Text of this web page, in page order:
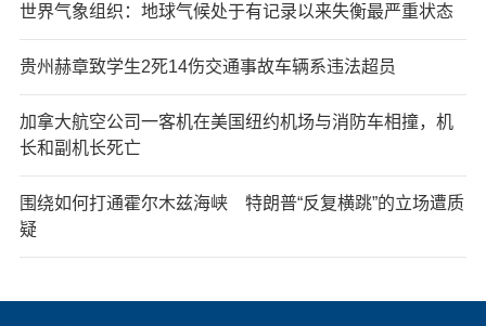
世界气象组织：地球气候处于有记录以来失衡最严重状态
贵州赫章致学生2死14伤交通事故车辆系违法超员
加拿大航空公司一客机在美国纽约机场与消防车相撞，机
长和副机长死亡
围绕如何打通霍尔木兹海峡 特朗普“反复横跳”的立场遭质
疑